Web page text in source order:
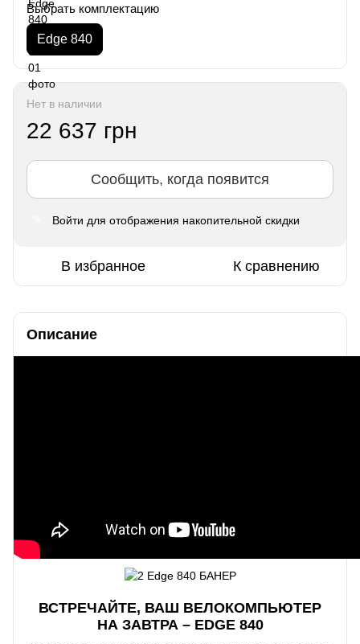
Выбрать комплектацию
Edge 840
Нет в наличии
22 637 грн
Сообщить, когда появится
Войти для отображения накопительной скидки
В избранное К сравнению
Описание
ВСТРЕЧАЙТЕ, ВАШ ВЕЛОКОМПЬЮТЕР
НА ЗАВТРА – EDGE 840